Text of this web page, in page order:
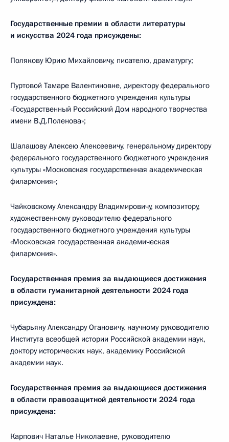
Государственные премии в области литературы
и искусства 2024 года присуждены:
Полякову Юрию Михайловичу, писателю, драматургу;
Пуртовой Тамаре Валентиновне, директору федерального
государственного бюджетного учреждения культуры
«Государственный Российский Дом народного творчества
имени В.Д.Поленова»;
Шалашову Алексею Алексеевичу, генеральному директору
федерального государственного бюджетного учреждения
культуры «Московская государственная академическая
филармония»;
Чайковскому Александру Владимировичу, композитору,
художественному руководителю федерального
государственного бюджетного учреждения культуры
«Московская государственная академическая
филармония».
Государственная премия за выдающиеся достижения
в области гуманитарной деятельности 2024 года
присуждена:
Чубарьяну Александру Огановичу, научному руководителю
Института всеобщей истории Российской академии наук,
доктору исторических наук, академику Российской
академии наук.
Государственная премия за выдающиеся достижения
в области правозащитной деятельности 2024 года
присуждена:
Карпович Наталье Николаевне, руководителю